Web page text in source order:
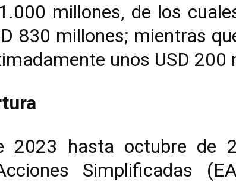
millones, de los
830 millones; mientras
unos USD
2023 hasta octubre de
Simplificadas